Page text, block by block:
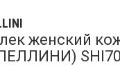
женский